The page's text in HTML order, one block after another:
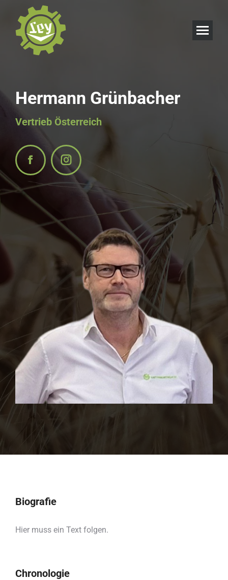
Hermann Grünbacher
Vertrieb Österreich
Ley
Getreidetechnik
auf
Facebook
Ley
Getreidetechnik
auf
Instagram
Biografie
Hier muss ein Text folgen.
Chronologie